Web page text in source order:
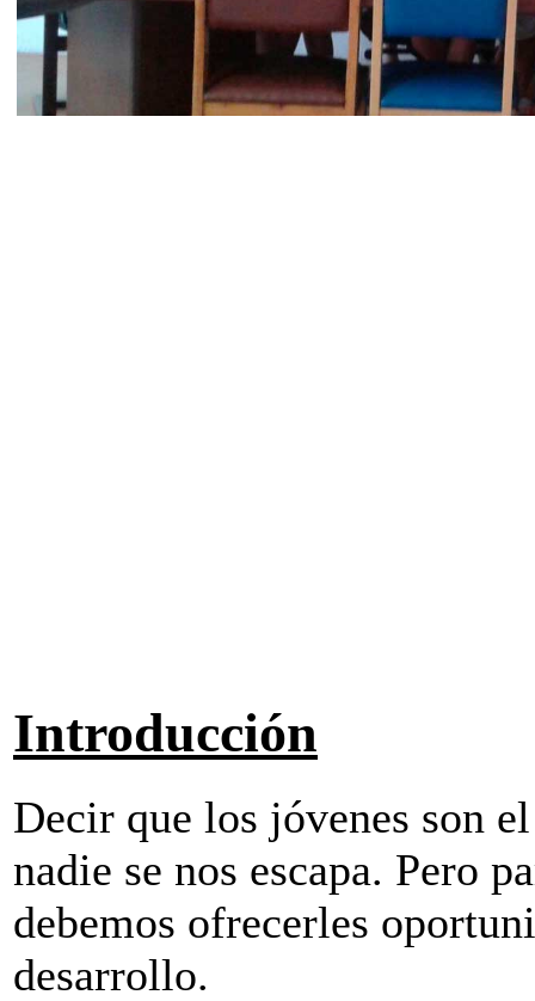
Introducción
Decir que los jóvenes son
nadie se nos escapa. Pero
debemos ofrecerles
desarrollo.